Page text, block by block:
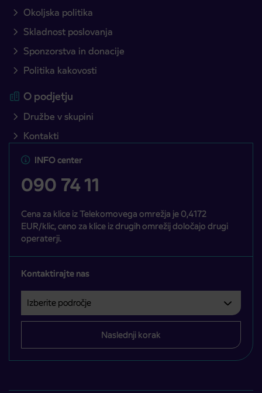
Okoljska politika
Skladnost poslovanja
Sponzorstva in donacije
Politika kakovosti
O podjetju
Družbe v skupini
Kontakti
INFO center
090 74 11
Cena za klice iz Telekomovega omrežja je 0,4172
EUR/klic, ceno za klice iz drugih omrežij določajo drugi
operaterji.
Kontaktirajte nas
Izberite področje
Področje je obvezno izbrati.
Naslednji korak